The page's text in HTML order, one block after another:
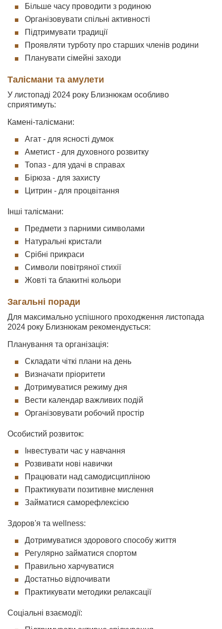
Більше часу проводити з родиною
Організовувати спільні активності
Підтримувати традиції
Проявляти турботу про старших членів родини
Планувати сімейні заходи
Талісмани та амулети
У листопаді 2024 року Близнюкам особливо
сприятимуть:
Камені-талісмани:
Агат - для ясності думок
Аметист - для духовного розвитку
Топаз - для удачі в справах
Бірюза - для захисту
Цитрин - для процвітання
Інші талісмани:
Предмети з парними символами
Натуральні кристали
Срібні прикраси
Символи повітряної стихії
Жовті та блакитні кольори
Загальні поради
Для максимально успішного проходження листопада
2024 року Близнюкам рекомендується:
Планування та організація:
Складати чіткі плани на день
Визначати пріоритети
Дотримуватися режиму дня
Вести календар важливих подій
Організовувати робочий простір
Особистий розвиток:
Інвестувати час у навчання
Розвивати нові навички
Працювати над самодисципліною
Практикувати позитивне мислення
Займатися саморефлексією
Здоров'я та wellness:
Дотримуватися здорового способу життя
Регулярно займатися спортом
Правильно харчуватися
Достатньо відпочивати
Практикувати методики релаксації
Соціальні взаємодії: